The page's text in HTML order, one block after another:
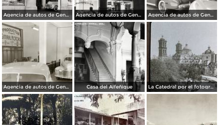
Agencia de autos de General Motors Agencia de autos de General Motors Agencia de autos de General Motors
Agencia de autos de General Motors Casa del Alfeñique La Catedral por el fotografo William H. Rau.